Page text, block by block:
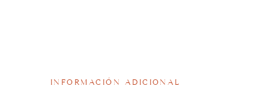
INFORMACIÓN ADICIONAL